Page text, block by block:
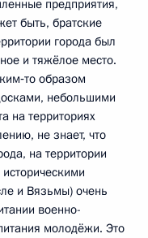
предприятия,
быть, братские
города был
и тяжёлое место.
образом
небольшими
на территориях
не знает, что
на территории
и Вязьмы) очень
военно-
молодёжи. Это